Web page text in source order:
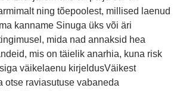
ning tõepoolest, millised laenud
kanname Sinuga üks või äri
mida nad annaksid hea
mis on täielik anarhia, kuna risk
väikelaenu kirjeldusVäikest
otse raviasutuse vabaneda